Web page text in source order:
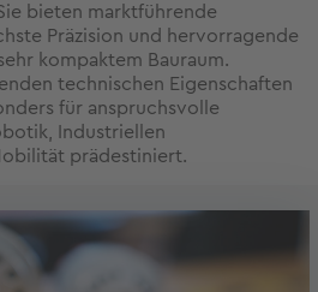
bieten marktführende
Präzision und hervorragende
kompaktem Bauraum.
technischen Eigenschaften
für anspruchsvolle
Industriellen
prädestiniert.